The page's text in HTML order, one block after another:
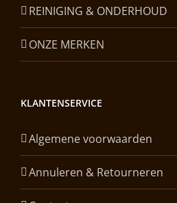
REINIGING & ONDERHOUD
ONZE MERKEN
KLANTENSERVICE
Algemene voorwaarden
Annuleren & Retourneren